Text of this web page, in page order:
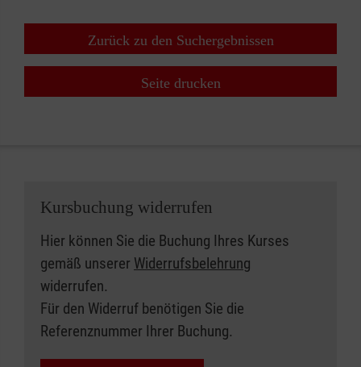
Zurück zu den Suchergebnissen
Seite drucken
Kursbuchung widerrufen
Hier können Sie die Buchung Ihres Kurses
gemäß unserer Widerrufsbelehrung
widerrufen.
Für den Widerruf benötigen Sie die
Referenznummer Ihrer Buchung.